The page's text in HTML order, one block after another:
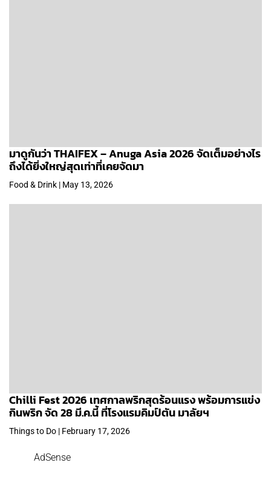
มาดูกันว่า THAIFEX – Anuga Asia 2026 จัดเต็มอย่างไร
ถึงได้ยิ่งใหญ่สุดเท่าที่เคยจัดมา
Food & Drink | May 13, 2026
Chilli Fest 2026 เทศกาลพริกสุดร้อนแรง พร้อมการแข่ง
กินพริก จัด 28 มี.ค.นี้ ที่โรงแรมคิมป์ตัน มาลัยฯ
Things to Do | February 17, 2026
AdSense